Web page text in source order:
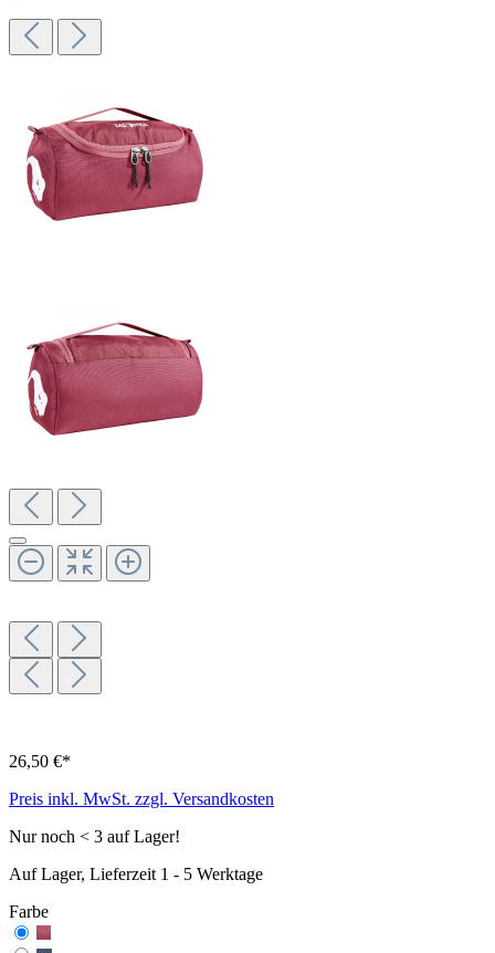
26,50 €*
Preis inkl. MwSt. zzgl. Versandkosten
Nur noch < 3 auf Lager!
Auf Lager, Lieferzeit 1 - 5 Werktage
Farbe